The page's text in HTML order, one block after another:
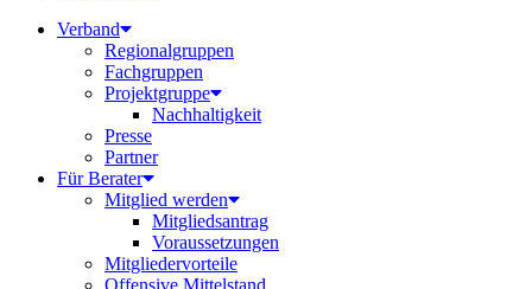
Verband
Regionalgruppen
Fachgruppen
Projektgruppe
Nachhaltigkeit
Presse
Partner
Für Berater
Mitglied werden
Mitgliedsantrag
Voraussetzungen
Mitgliedervorteile
Offensive Mittelstand